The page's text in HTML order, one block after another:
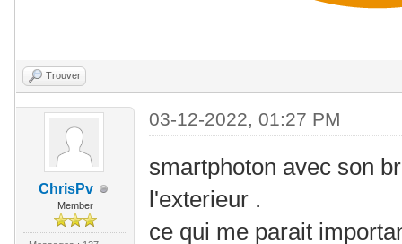
Trouver
ChrisPv
Member
03-12-2022, 01:27 PM
smartphoton avec son
l'exterieur .
ce qui me parait